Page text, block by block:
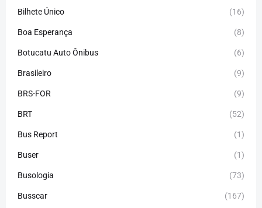
Bilhete Único (16)
Boa Esperança (8)
Botucatu Auto Ônibus (6)
Brasileiro (9)
BRS-FOR (9)
BRT (52)
Bus Report (1)
Buser (1)
Busologia (73)
Busscar (167)